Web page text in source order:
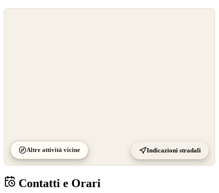
Altre attività vicine Indicazioni stradali
Contatti e Orari